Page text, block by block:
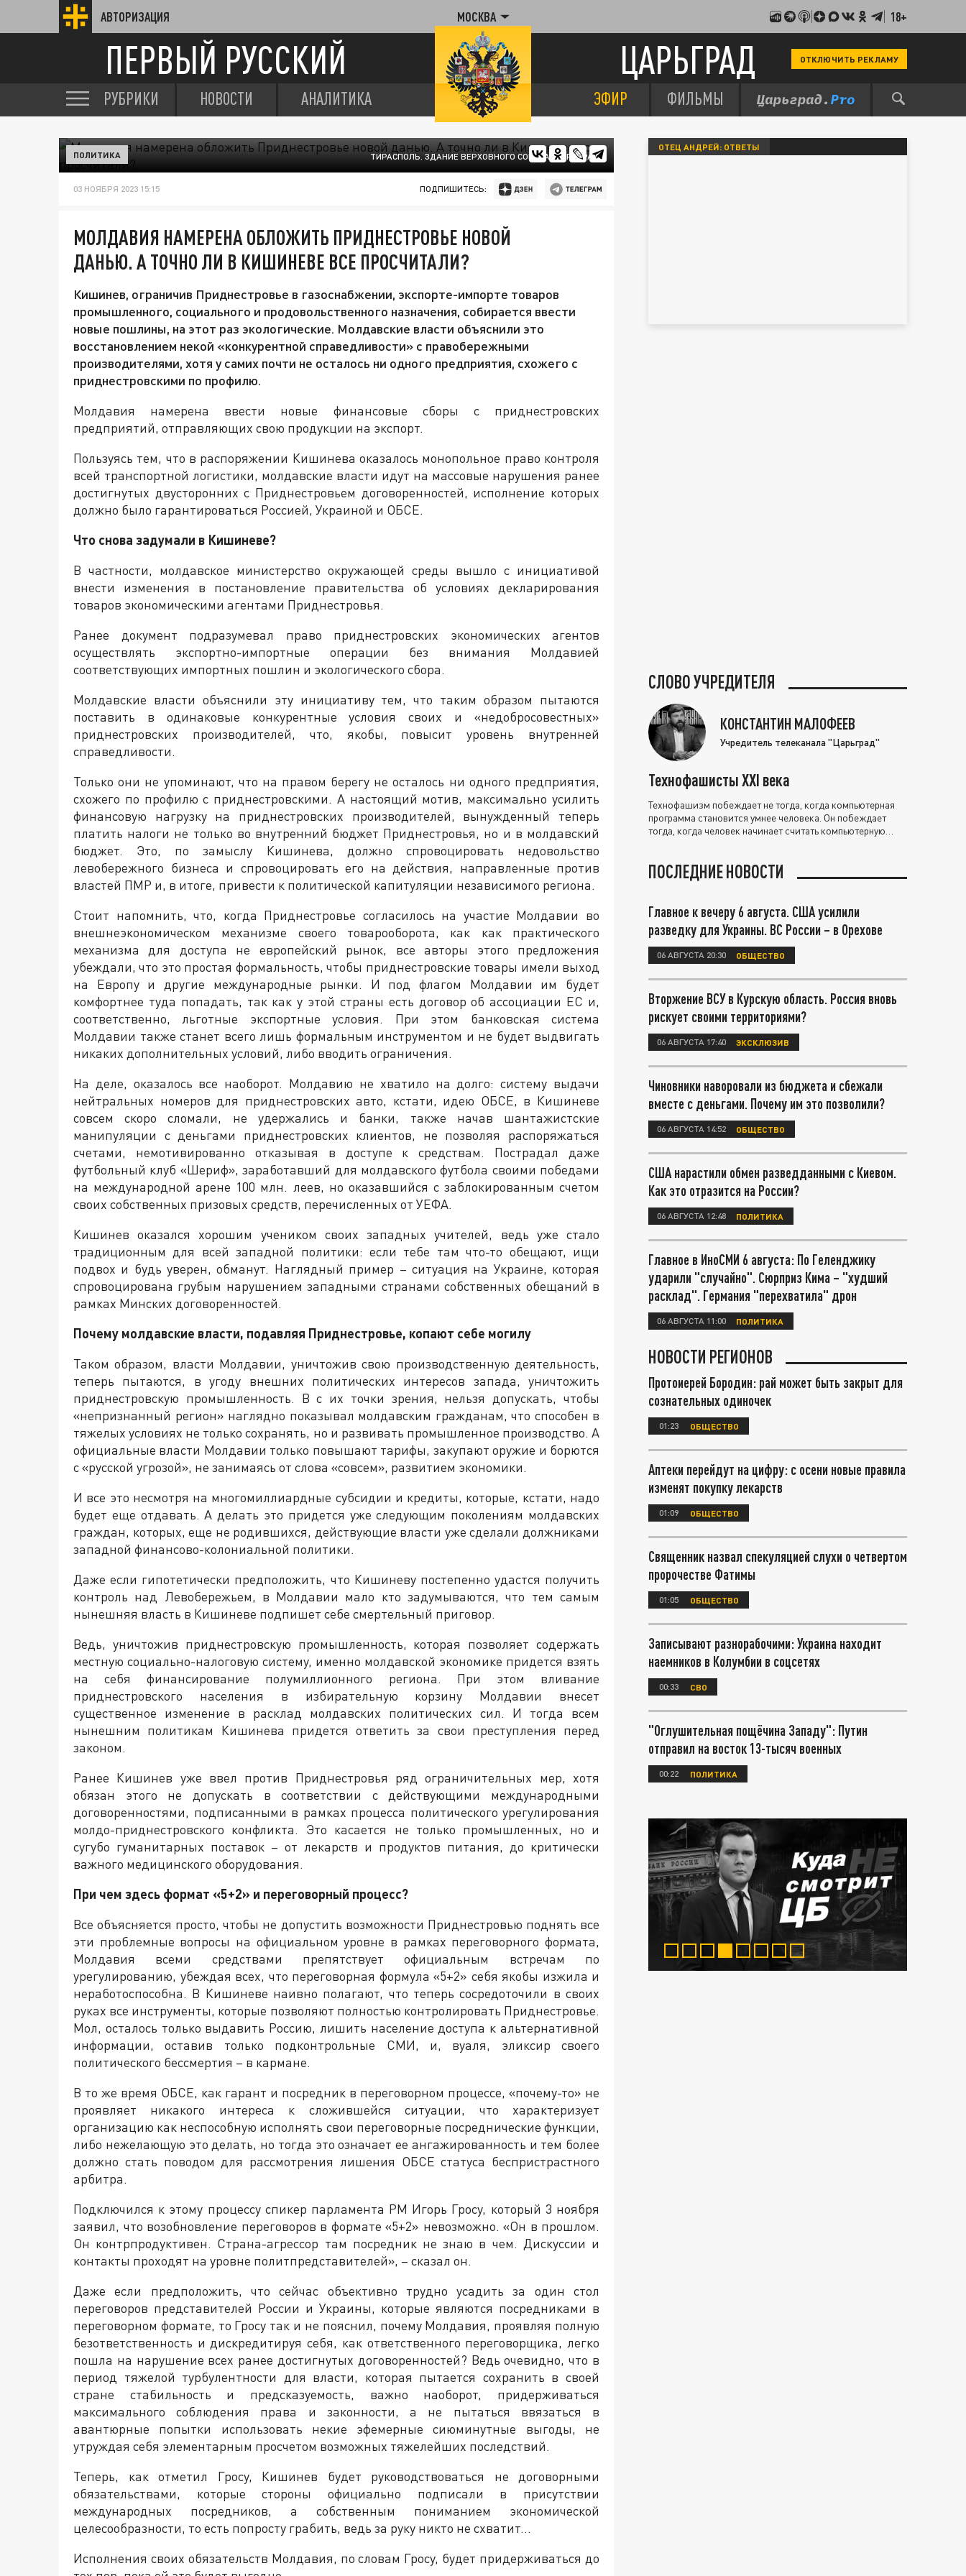
АВТОРИЗАЦИЯ МОСКВА 18+
ПЕРВЫЙ РУССКИЙ ЦАРЬГРАД ОТКЛЮЧИТЬ РЕКЛАМУ
РУБРИКИ НОВОСТИ АНАЛИТИКА ЭФИР ФИЛЬМЫ
ТИРАСПОЛЬ. ЗДАНИЕ ВЕРХОВНОГО СОВЕТА. ЦАРЬГРАД
ПОЛИТИКА
03 НОЯБРЯ 2023 15:15 ПОДПИШИТЕСЬ:
МОЛДАВИЯ НАМЕРЕНА ОБЛОЖИТЬ ПРИДНЕСТРОВЬЕ НОВОЙ
ДАНЬЮ. А ТОЧНО ЛИ В КИШИНЕВЕ ВСЕ ПРОСЧИТАЛИ?
Кишинев, ограничив Приднестровье в газоснабжении, экспорте-импорте товаров
промышленного, социального и продовольственного назначения, собирается ввести
новые пошлины, на этот раз экологические. Молдавские власти объяснили это
восстановлением некой «конкурентной справедливости» с правобережными
производителями, хотя у самих почти не осталось ни одного предприятия, схожего с
приднестровскими по профилю.
Молдавия намерена ввести новые финансовые сборы с приднестровских
предприятий, отправляющих свою продукции на экспорт.
Пользуясь тем, что в распоряжении Кишинева оказалось монопольное право контроля
всей транспортной логистики, молдавские власти идут на массовые нарушения ранее
достигнутых двусторонних с Приднестровьем договоренностей, исполнение которых
должно было гарантироваться Россией, Украиной и ОБСЕ.
Что снова задумали в Кишиневе?
В частности, молдавское министерство окружающей среды вышло с инициативой
внести изменения в постановление правительства об условиях декларирования
товаров экономическими агентами Приднестровья.
Ранее документ подразумевал право приднестровских экономических агентов
осуществлять экспортно-импортные операции без внимания Молдавией
соответствующих импортных пошлин и экологического сбора.
Молдавские власти объяснили эту инициативу тем, что таким образом пытаются
поставить в одинаковые конкурентные условия своих и «недобросовестных»
приднестровских производителей, что, якобы, повысит уровень внутренней
справедливости.
Только они не упоминают, что на правом берегу не осталось ни одного предприятия,
схожего по профилю с приднестровскими. А настоящий мотив, максимально усилить
финансовую нагрузку на приднестровских производителей, вынужденный теперь
платить налоги не только во внутренний бюджет Приднестровья, но и в молдавский
бюджет. Это, по замыслу Кишинева, должно спровоцировать недовольство
левобережного бизнеса и спровоцировать его на действия, направленные против
властей ПМР и, в итоге, привести к политической капитуляции независимого региона.
Стоит напомнить, что, когда Приднестровье согласилось на участие Молдавии во
внешнеэкономическом механизме своего товарооборота, как как практического
механизма для доступа не европейский рынок, все авторы этого предложения
убеждали, что это простая формальность, чтобы приднестровские товары имели выход
на Европу и другие международные рынки. И под флагом Молдавии им будет
комфортнее туда попадать, так как у этой страны есть договор об ассоциации ЕС и,
соответственно, льготные экспортные условия. При этом банковская система
Молдавии также станет всего лишь формальным инструментом и не будет выдвигать
никаких дополнительных условий, либо вводить ограничения.
На деле, оказалось все наоборот. Молдавию не хватило на долго: систему выдачи
нейтральных номеров для приднестровских авто, кстати, идею ОБСЕ, в Кишиневе
совсем скоро сломали, не удержались и банки, также начав шантажистские
манипуляции с деньгами приднестровских клиентов, не позволяя распоряжаться
счетами, немотивированно отказывая в доступе к средствам. Пострадал даже
футбольный клуб «Шериф», заработавший для молдавского футбола своими победами
на международной арене 100 млн. леев, но оказавшийся с заблокированным счетом
своих собственных призовых средств, перечисленных от УЕФА.
Кишинев оказался хорошим учеником своих западных учителей, ведь уже стало
традиционным для всей западной политики: если тебе там что-то обещают, ищи
подвох и будь уверен, обманут. Наглядный пример – ситуация на Украине, которая
спровоцирована грубым нарушением западными странами собственных обещаний в
рамках Минских договоренностей.
Почему молдавские власти, подавляя Приднестровье, копают себе могилу
Таком образом, власти Молдавии, уничтожив свою производственную деятельность,
теперь пытаются, в угоду внешних политических интересов запада, уничтожить
приднестровскую промышленность. В с их точки зрения, нельзя допускать, чтобы
«непризнанный регион» наглядно показывал молдавским гражданам, что способен в
тяжелых условиях не только сохранять, но и развивать промышленное производство. А
официальные власти Молдавии только повышают тарифы, закупают оружие и борются
с «русской угрозой», не занимаясь от слова «совсем», развитием экономики.
И все это несмотря на многомиллиардные субсидии и кредиты, которые, кстати, надо
будет еще отдавать. А делать это придется уже следующим поколениям молдавских
граждан, которых, еще не родившихся, действующие власти уже сделали должниками
западной финансово-колониальной политики.
Даже если гипотетически предположить, что Кишиневу постепенно удастся получить
контроль над Левобережьем, в Молдавии мало кто задумываются, что тем самым
нынешняя власть в Кишиневе подпишет себе смертельный приговор.
Ведь, уничтожив приднестровскую промышленность, которая позволяет содержать
местную социально-налоговую систему, именно молдавской экономике придется взять
на себя финансирование полумиллионного региона. При этом вливание
приднестровского населения в избирательную корзину Молдавии внесет
существенное изменение в расклад молдавских политических сил. И тогда всем
нынешним политикам Кишинева придется ответить за свои преступления перед
законом.
Ранее Кишинев уже ввел против Приднестровья ряд ограничительных мер, хотя
обязан этого не допускать в соответствии с действующими международными
договоренностями, подписанными в рамках процесса политического урегулирования
молдо-приднестровского конфликта. Это касается не только промышленных, но и
сугубо гуманитарных поставок – от лекарств и продуктов питания, до критически
важного медицинского оборудования.
При чем здесь формат «5+2» и переговорный процесс?
Все объясняется просто, чтобы не допустить возможности Приднестровью поднять все
эти проблемные вопросы на официальном уровне в рамках переговорного формата,
Молдавия всеми средствами препятствует официальным встречам по
урегулированию, убеждая всех, что переговорная формула «5+2» себя якобы изжила и
неработоспособна. В Кишиневе наивно полагают, что теперь сосредоточили в своих
руках все инструменты, которые позволяют полностью контролировать Приднестровье.
Мол, осталось только выдавить Россию, лишить население доступа к альтернативной
информации, оставив только подконтрольные СМИ, и, вуаля, эликсир своего
политического бессмертия – в кармане.
В то же время ОБСЕ, как гарант и посредник в переговорном процессе, «почему-то» не
проявляет никакого интереса к сложившейся ситуации, что характеризует
организацию как неспособную исполнять свои переговорные посреднические функции,
либо нежелающую это делать, но тогда это означает ее ангажированность и тем более
должно стать поводом для рассмотрения лишения ОБСЕ статуса беспристрастного
арбитра.
Подключился к этому процессу спикер парламента РМ Игорь Гросу, который 3 ноября
заявил, что возобновление переговоров в формате «5+2» невозможно. «Он в прошлом.
Он контрпродуктивен. Страна-агрессор там посредник не знаю в чем. Дискуссии и
контакты проходят на уровне политпредставителей», – сказал он.
Даже если предположить, что сейчас объективно трудно усадить за один стол
переговоров представителей России и Украины, которые являются посредниками в
переговорном формате, то Гросу так и не пояснил, почему Молдавия, проявляя полную
безответственность и дискредитируя себя, как ответственного переговорщика, легко
пошла на нарушение всех ранее достигнутых договоренностей? Ведь очевидно, что в
период тяжелой турбулентности для власти, которая пытается сохранить в своей
стране стабильность и предсказуемость, важно наоборот, придерживаться
максимального соблюдения права и законности, а не пытаться ввязаться в
авантюрные попытки использовать некие эфемерные сиюминутные выгоды, не
утруждая себя элементарным просчетом возможных тяжелейших последствий.
Теперь, как отметил Гросу, Кишинев будет руководствоваться не договорными
обязательствами, которые стороны официально подписали в присутствии
международных посредников, а собственным пониманием экономической
целесообразности, то есть попросту грабить, ведь за руку никто не схватит…
Исполнения своих обязательств Молдавия, по словам Гросу, будет придерживаться до
ОТЕЦ АНДРЕЙ: ОТВЕТЫ
СЛОВО УЧРЕДИТЕЛЯ
КОНСТАНТИН МАЛОФЕЕВ
Учредитель телеканала "Царьград"
Технофашисты XXI века
Технофашизм побеждает не тогда, когда компьютерная
программа становится умнее человека. Он побеждает
тогда, когда человек начинает считать компьютерную
ПОСЛЕДНИЕ НОВОСТИ
Главное к вечеру 6 августа. США усилили
разведку для Украины. ВС России – в Орехове
06 АВГУСТА 20:30 ОБЩЕСТВО
Вторжение ВСУ в Курскую область. Россия вновь
рискует своими территориями?
06 АВГУСТА 17:40 ЭКСКЛЮЗИВ
Чиновники наворовали из бюджета и сбежали
вместе с деньгами. Почему им это позволили?
06 АВГУСТА 14:52 ОБЩЕСТВО
США нарастили обмен разведданными с Киевом.
Как это отразится на России?
06 АВГУСТА 12:48 ПОЛИТИКА
Главное в ИноСМИ 6 августа: По Геленджику
ударили "случайно". Сюрприз Кима – "худший
расклад". Германия "перехватила" дрон
06 АВГУСТА 11:00 ПОЛИТИКА
НОВОСТИ РЕГИОНОВ
Протоиерей Бородин: рай может быть закрыт для
сознательных одиночек
01:23 ОБЩЕСТВО
Аптеки перейдут на цифру: с осени новые правила
изменят покупку лекарств
01:09 ОБЩЕСТВО
Священник назвал спекуляцией слухи о четвертом
пророчестве Фатимы
01:05 ОБЩЕСТВО
Записывают разнорабочими: Украина находит
наемников в Колумбии в соцсетях
00:33 СВО
"Оглушительная пощёчина Западу": Путин
отправил на восток 13-тысяч военных
00:22 ПОЛИТИКА